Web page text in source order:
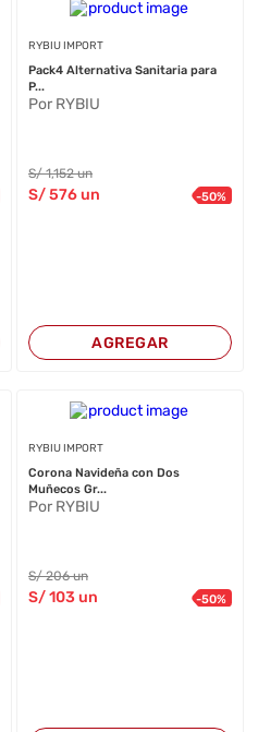
RYBIU IMPORT
Pack4 Alternativa Sanitaria para
P...
Por RYBIU
S/1,152 un
S/576un -50%
AGREGAR
RYBIU IMPORT
Corona Navideña con Dos
Muñecos Gr...
Por RYBIU
S/206 un
S/103un -50%